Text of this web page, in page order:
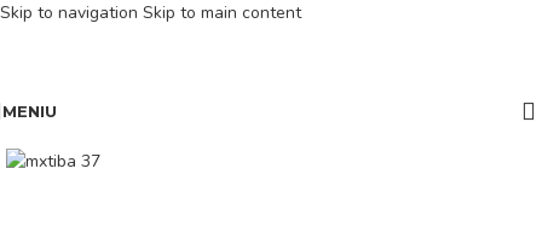
Skip to navigation Skip to main content
MENIU